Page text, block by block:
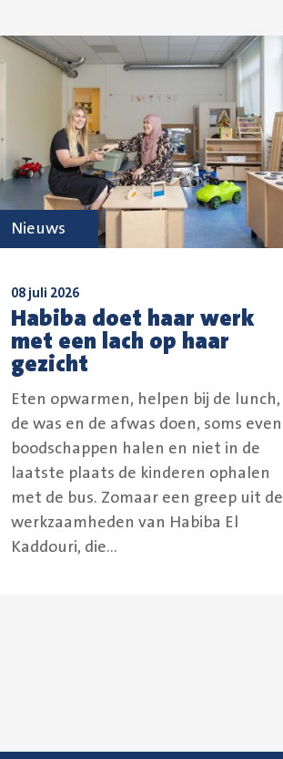
Habiba doet haar werk
met een lach op haar
gezicht
08 juli 2026
Eten opwarmen, helpen bij de lunch,
de was en de afwas doen, soms even
boodschappen halen en niet in de
laatste plaats de kinderen ophalen
met de bus. Zomaar een greep uit de
werkzaamheden van Habiba El
Kaddouri, die...
Nieuws